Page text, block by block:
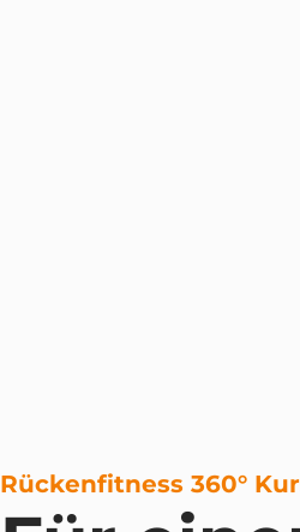
Rückenfitness 360°